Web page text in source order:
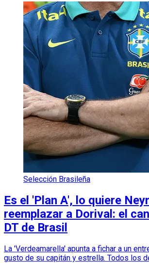
Selección Brasileña
Es el 'Plan A', lo quiere
reemplazar a Dorival: el
DT de Brasil
La 'Verdeamarella' apunta a fichar a un
gusto de su capitán y estrella. Todos los